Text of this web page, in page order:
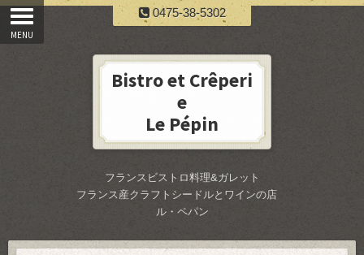
0475-38-5302
Bistro et Crêperi
e
Le Pépin
フランスビストロ料理&ガレット
フランス産クラフトシードルとワインの店
ル・ペパン